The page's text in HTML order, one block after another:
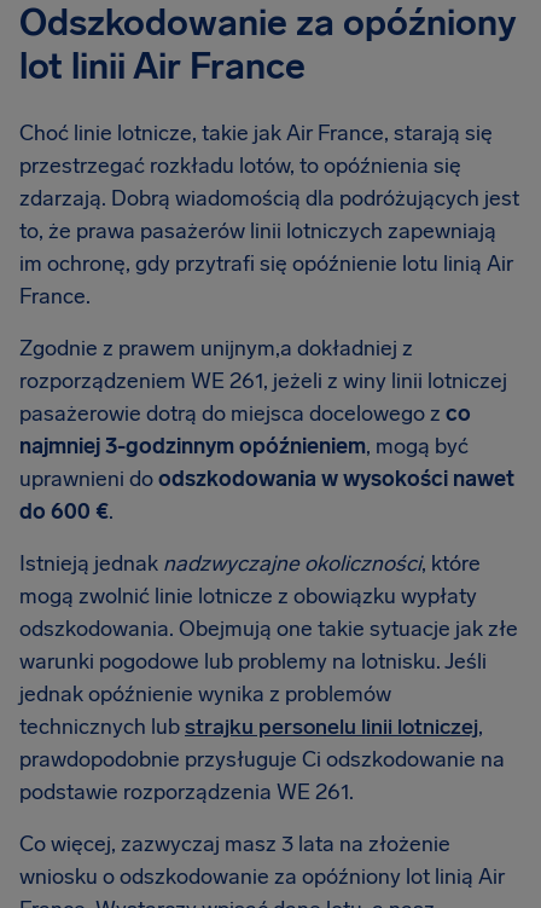
Odszkodowanie za opóźniony
lot linii Air France
Choć linie lotnicze, takie jak Air France, starają się
przestrzegać rozkładu lotów, to opóźnienia się
zdarzają. Dobrą wiadomością dla podróżujących jest
to, że prawa pasażerów linii lotniczych zapewniają
im ochronę, gdy przytrafi się opóźnienie lotu linią Air
France.
Zgodnie z prawem unijnym,a dokładniej z
rozporządzeniem WE 261, jeżeli z winy linii lotniczej
pasażerowie dotrą do miejsca docelowego z co
najmniej 3-godzinnym opóźnieniem, mogą być
uprawnieni doodszkodowania w wysokości nawet
do 600 €.
Istnieją jednak nadzwyczajne okoliczności, które
mogą zwolnić linie lotnicze z obowiązku wypłaty
odszkodowania. Obejmują one takie sytuacje jak złe
warunki pogodowe lub problemy na lotnisku. Jeśli
jednak opóźnienie wynika z problemów
technicznych lubstrajku personelu linii lotniczej,
prawdopodobnie przysługuje Ci odszkodowanie na
podstawie rozporządzenia WE 261.
Co więcej, zazwyczaj masz 3 lata na złożenie
wniosku o odszkodowanie za opóźniony lot linią Air